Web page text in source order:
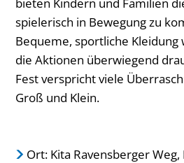
spielerisch in Bewegung zu
Bequeme, sportliche
die Aktionen überwiegend
Fest verspricht viele
Groß und Klein.
Ort: Kita Ravensberger